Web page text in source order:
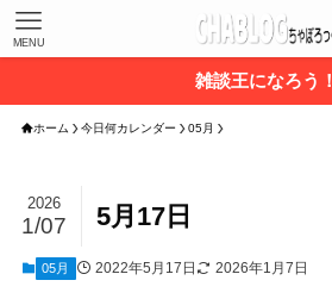
MENU
雑談王になろう！
ホーム 今日何カレンダー 05月
5月17日
2026
1/07
05月 2022年5月17日 2026年1月7日